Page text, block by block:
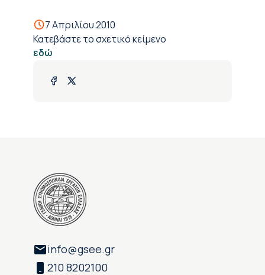
7 Απριλίου 2010
Κατεβάστε το σχετικό κείμενο
εδώ
info@gsee.gr
210 8202100